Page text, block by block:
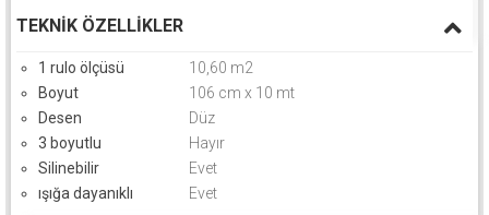
TEKNIK ÖZELLIKLER
1 rulo ölçüsü
10,60 m2
Boyut
106 cm x 10 mt
Desen
Düz
3 boyutlu
Hayır
Silinebilir
Evet
ışığa dayanıklı
Evet